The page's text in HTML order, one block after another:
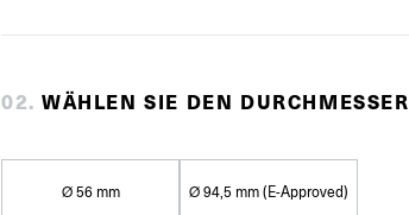
02. WÄHLEN SIE DEN DURCHMESSER
Ø 56 mm Ø 94,5 mm (E-Approved)